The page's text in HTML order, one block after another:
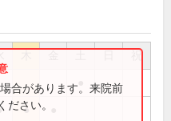
祝
●
合があります。来院前
ださい。